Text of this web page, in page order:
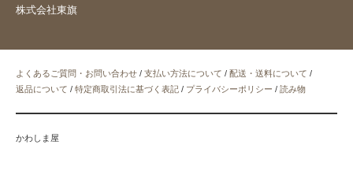
株式会社東旗
よくあるご質問・お問い合わせ / 支払い方法について / 配送・送料について /
返品について / 特定商取引法に基づく表記 / プライバシーポリシー / 読み物
かわしま屋